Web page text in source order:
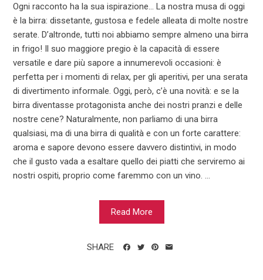
Ogni racconto ha la sua ispirazione... La nostra musa di oggi
è la birra: dissetante, gustosa e fedele alleata di molte nostre
serate. D’altronde, tutti noi abbiamo sempre almeno una birra
in frigo! Il suo maggiore pregio è la capacità di essere
versatile e dare più sapore a innumerevoli occasioni: è
perfetta per i momenti di relax, per gli aperitivi, per una serata
di divertimento informale. Oggi, però, c’è una novità: e se la
birra diventasse protagonista anche dei nostri pranzi e delle
nostre cene? Naturalmente, non parliamo di una birra
qualsiasi, ma di una birra di qualità e con un forte carattere:
aroma e sapore devono essere davvero distintivi, in modo
che il gusto vada a esaltare quello dei piatti che serviremo ai
nostri ospiti, proprio come faremmo con un vino. ...
Read More
SHARE